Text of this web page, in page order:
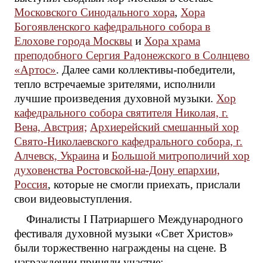
Московского Синодального хора, Хора
Богоявленского кафедрального собора в
Елохове города Москвы и Хора храма
преподобного Сергия Радонежского в Солнцево
«Артос». Далее сами коллективы-победители,
тепло встречаемые зрителями, исполнили
лучшие произведения духовной музыки. Хор
кафедрального собора святителя Николая, г.
Вена, Австрия; Архиерейский смешанный хор
Свято-Николаевского кафедрального собора, г.
Алчевск, Украина и Большой митрополичий хор
духовенства Ростовской-на-Дону епархии,
Россия, которые не смогли приехать, прислали
свои видеовыступления.
Финалисты I Патриаршего Международного
фестиваля духовной музыки «Свет Христов»
были торжественно награждены на сцене. В